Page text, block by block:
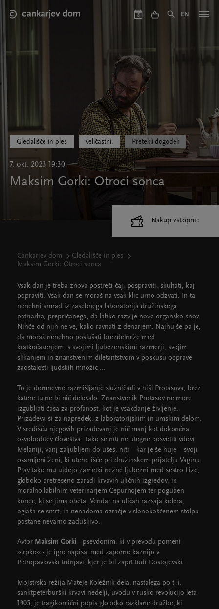
main
8 EN
Gledališče in ples veličastni. Pretekli dogodek
7. okt. 2023 19:30
Maksim Gorki: Otroci sonca
Cankarjev dom
Gledališče in ples
Maksim Gorki: Otroci sonca
Vsak dan je treba znova postreči čaj, pospraviti, skuhati, kaj
popraviti. Vsak dan se moraš na vsak klic urno odzvati. In ta
nenehni smrad iz zasebnega laboratorija družinskega
patriarha, prepričanega, da lahko razvije novo organsko snov.
Nihče od njih ne ve, kako ravnati z denarjem. Najhujše pa je,
da moraš nenehno poslušati brezdelneže med
kratkočasenjem s svojimi ljubezenskimi razmerji, svojim
slikanjem in znanstvenim diletantstvom v poskusu odprave
zaostalosti ljudskih množic ...
To je domnevno razmišljanje služničadi v hiši Protasova, brez
katere tu ne bi nič delovalo. Znanstvenik Protasov ne more
izgubljati časa za profanost, kot je vsakdanje življenje.
Prizadeva si za napredek, z laboratorijskim in umskim delom.
V središču njegovih prizadevanj je nič manj kot dokončna
osvoboditev človeštva. Tako se niti ne utegne posvetiti vdovi
Melaniji, vanj zaljubljeni do ušes, niti – kar je še huje – svoji
osamljeni ženi, ki uteho išče pri družinskem prijatelju Vaginu.
Prav tako mu uidejo zametki nežne ljubezni med sestro Lizo,
globoko pretreseno zaradi krvavih uličnih izgredov, in
moralno labilnim veterinarjem Cepurnojem ter poguben
konec, ki se jima obeta. Vendar na ulicah razsaja kolera,
oglaša se smrt, in nenadoma ozračje v slonokoščenem stolpu
postane nevarno zadušljivo.
Avtor Maksim Gorki - psevdonim, ki v prevodu pomeni
»trpko« - je igro napisal med zaporno kaznijo v
Petropavlovski trdnjavi, kjer je bil zaprt tudi Dostojevski.
Mojstrska režija Mateje Koležnik dela, nastalega po t. i.
sanktpeterburški krvavi nedelji, uvodu v rusko revolucijo leta
1905, je tragikomični popis globoko razklane družbe, ki
Nakup vstopnic